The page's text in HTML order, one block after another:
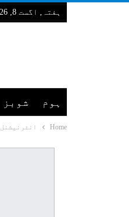
ہفتہ, اگست 8, 2026
ہوم شوبز
Home انٹرنیشنل